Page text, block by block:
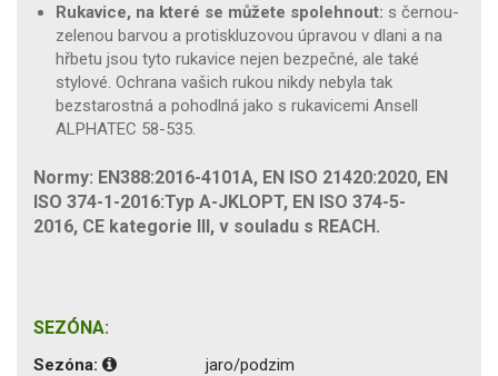
Rukavice, na které se můžete spolehnout: s černou-
zelenou barvou a protiskluzovou úpravou v dlani a na
hřbetu jsou tyto rukavice nejen bezpečné, ale také
stylové. Ochrana vašich rukou nikdy nebyla tak
bezstarostná a pohodlná jako s rukavicemi Ansell
ALPHATEC 58-535.
Normy: EN388:2016-4101A, EN ISO 21420:2020, EN
ISO 374-1-2016:Typ A-JKLOPT, EN ISO 374-5-
2016, CE kategorie III, v souladu s REACH.
SEZÓNA:
Sezóna: jaro/podzim